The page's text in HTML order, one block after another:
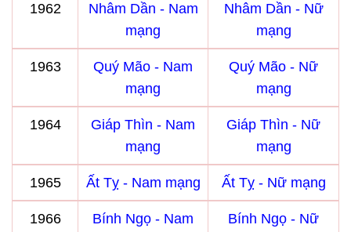
1962
Nhâm Dần - Nam
mạng
Nhâm Dần - Nữ
mạng
1963
Quý Mão - Nam
mạng
Quý Mão - Nữ
mạng
1964
Giáp Thìn - Nam
mạng
Giáp Thìn - Nữ
mạng
1965 Ất Tỵ - Nam mạng Ất Tỵ - Nữ mạng
1966
Bính Ngọ - Nam
Bính Ngọ - Nữ